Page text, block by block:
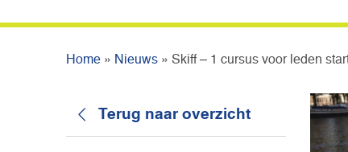
Home » Nieuws » Skiff – 1 cursus voor leden
Terug naar overzicht